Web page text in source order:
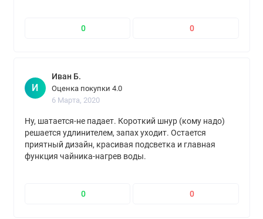
0 0
И
Иван Б.
Оценка покупки 4.0
6 Марта, 2020
Ну, шатается-не падает. Короткий шнур (кому надо)
решается удлинителем, запах уходит. Остается
приятный дизайн, красивая подсветка и главная
функция чайника-нагрев воды.
0 0